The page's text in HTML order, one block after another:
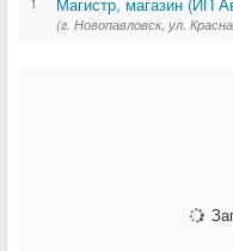
(г. Новопавловск, ул.